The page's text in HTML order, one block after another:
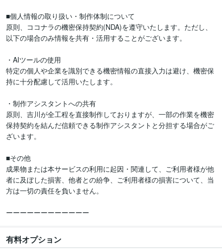
■個人情報の取り扱い・制作体制について
原則、ココナラの機密保持契約(NDA)を遵守いたします。ただし、
以下の場合のみ情報を共有・活用することがございます。
・AIツールの使用
特定の個人や企業を識別できる機密情報の直接入力は避け、機密保
持に十分配慮して活用いたします。
・制作アシスタントへの共有
原則、吉川が全工程を直接制作しておりますが、一部の作業を機密
保持契約を結んだ信頼できる制作アシスタントと分担する場合がご
ざいます。
■その他
成果物または本サービスの利用に起因・関連して、ご利用者様が他
者に及ぼした損害、他者との紛争、ご利用者様の損害について、当
方は一切の責任を負いません。
ーーーーーーーーーーーー
有料オプション